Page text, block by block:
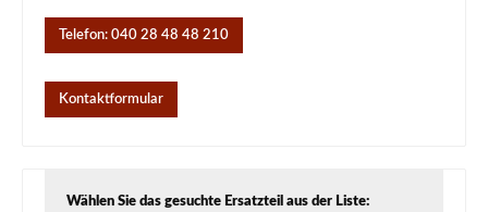
Telefon: 040 28 48 48 210
Kontaktformular
Wählen Sie das gesuchte Ersatzteil aus der Liste: